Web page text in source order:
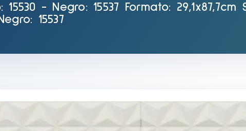
15530 - Negro: 15537 Formato:
15537